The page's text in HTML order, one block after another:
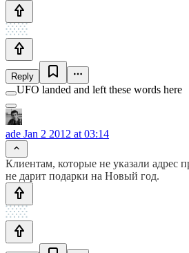
Reply
UFO landed and left these words here
ade Jan 2 2012 at 03:14
Клиентам, которые не указали адрес
не дарит подарки на Новый год.